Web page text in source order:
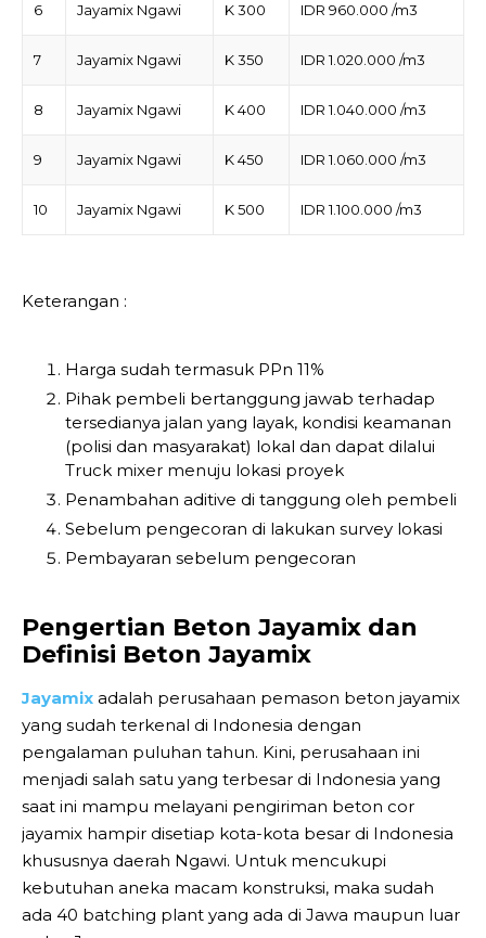
6 Jayamix Ngawi K 300 IDR 960.000 /m3
7 Jayamix Ngawi K 350 IDR 1.020.000 /m3
8 Jayamix Ngawi K 400 IDR 1.040.000 /m3
9 Jayamix Ngawi K 450 IDR 1.060.000 /m3
10 Jayamix Ngawi K 500 IDR 1.100.000 /m3
Keterangan :
Harga sudah termasuk PPn 11%
Pihak pembeli bertanggung jawab terhadap
tersedianya jalan yang layak, kondisi keamanan
(polisi dan masyarakat) lokal dan dapat dilalui
Truck mixer menuju lokasi proyek
Penambahan aditive di tanggung oleh pembeli
Sebelum pengecoran di lakukan survey lokasi
Pembayaran sebelum pengecoran
Pengertian Beton Jayamix dan
Definisi Beton Jayamix
Jayamix adalah perusahaan pemason beton jayamix
yang sudah terkenal di Indonesia dengan
pengalaman puluhan tahun. Kini, perusahaan ini
menjadi salah satu yang terbesar di Indonesia yang
saat ini mampu melayani pengiriman beton cor
jayamix hampir disetiap kota-kota besar di Indonesia
khususnya daerah Ngawi. Untuk mencukupi
kebutuhan aneka macam konstruksi, maka sudah
ada 40 batching plant yang ada di Jawa maupun luar